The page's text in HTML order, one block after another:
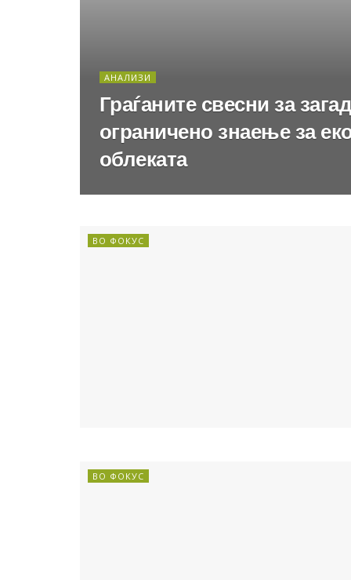
АНАЛИЗИ
Граѓаните свесни за
ограничено знаење за
облеката
ВО ФОКУС
ВО ФОКУС